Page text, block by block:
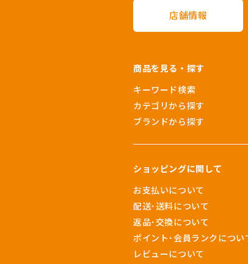
店舗情報
商品を見る・探す
キーワード検索
カテゴリから探す
ブランドから探す
ショッピングに関して
お支払いについて
配送･送料について
返品･交換について
ポイント･会員ランクについ
レビューについて